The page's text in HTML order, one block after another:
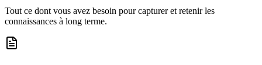
Tout ce dont vous avez besoin pour capturer et retenir les
connaissances à long terme.